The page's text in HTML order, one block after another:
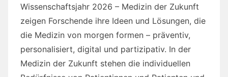
Wissenschaftsjahr 2026 – Medizin der Zukunft
zeigen Forschende ihre Ideen und Lösungen, die
die Medizin von morgen formen – präventiv,
personalisiert, digital und partizipativ. In der
Medizin der Zukunft stehen die individuellen